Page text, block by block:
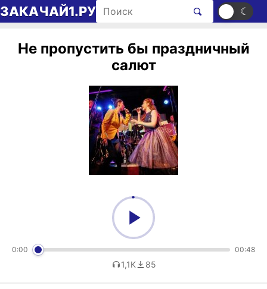
Перейти к содержимому
ЗАКАЧАЙ1.РУ Поиск рингтонов ☀ ☾
Не пропустить бы праздничный
салют
0:00 00:48
1,1K 85